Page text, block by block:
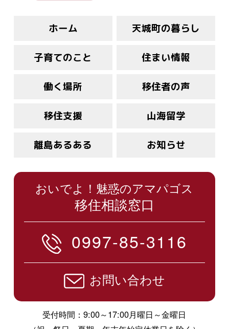
ホーム 天城町の暮らし
子育てのこと 住まい情報
働く場所 移住者の声
移住支援 山海留学
離島あるある お知らせ
おいでよ！魅惑のアマパゴス
移住相談窓口
0997-85-3116
お問い合わせ
受付時間：9:00～17:00月曜日～金曜日